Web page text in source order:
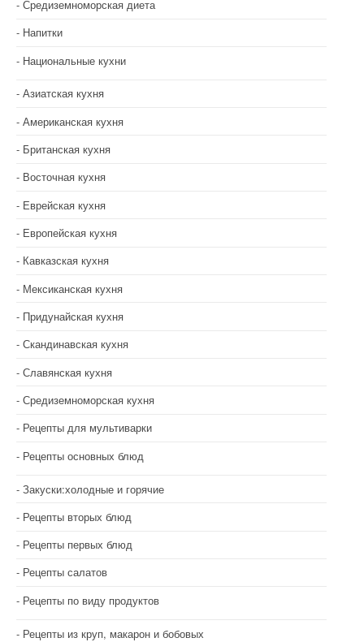
Средиземноморская диета
Напитки
Национальные кухни
Азиатская кухня
Американская кухня
Британская кухня
Восточная кухня
Еврейская кухня
Европейская кухня
Кавказская кухня
Мексиканская кухня
Придунайская кухня
Скандинавская кухня
Славянская кухня
Средиземноморская кухня
Рецепты для мультиварки
Рецепты основных блюд
Закуски:холодные и горячие
Рецепты вторых блюд
Рецепты первых блюд
Рецепты салатов
Рецепты по виду продуктов
Рецепты из круп, макарон и бобовых